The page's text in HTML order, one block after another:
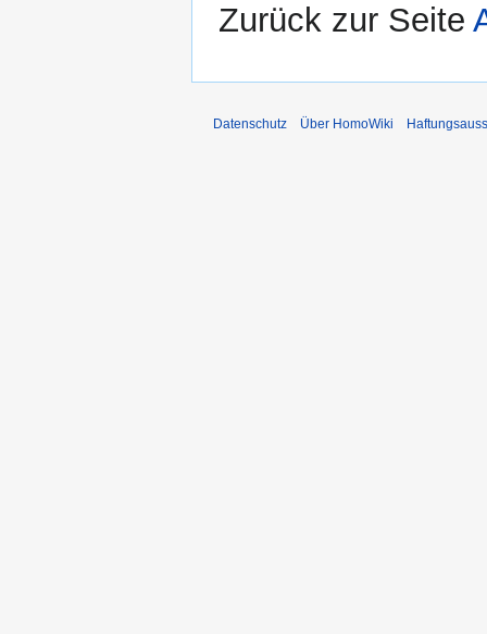
Zurück zur Seite
Datenschutz Über HomoWiki